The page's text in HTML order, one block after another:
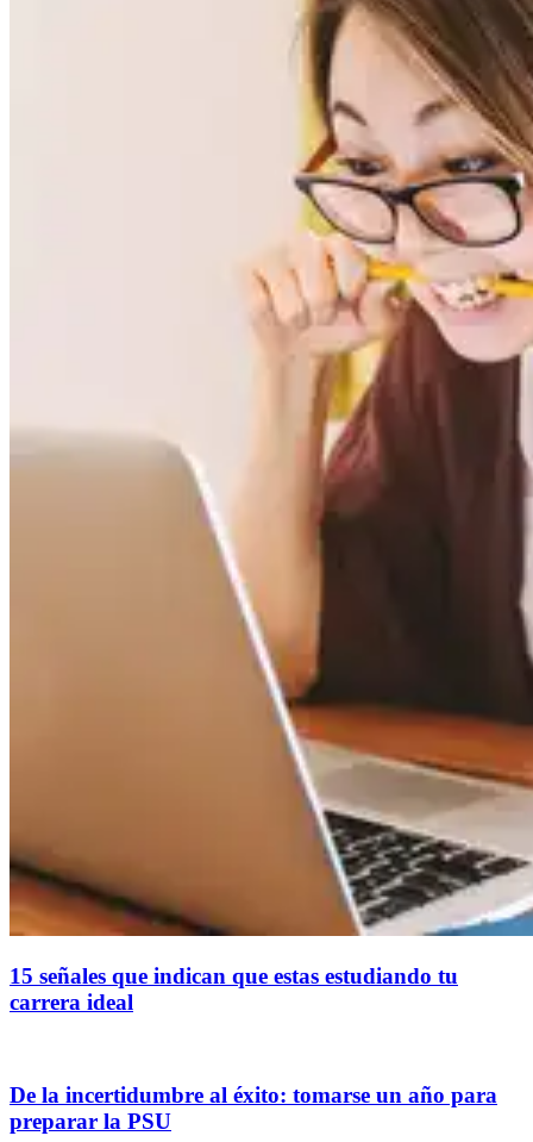
15 señales que indican que estas estudiando tu
carrera ideal
De la incertidumbre al éxito: tomarse un año para
preparar la PSU